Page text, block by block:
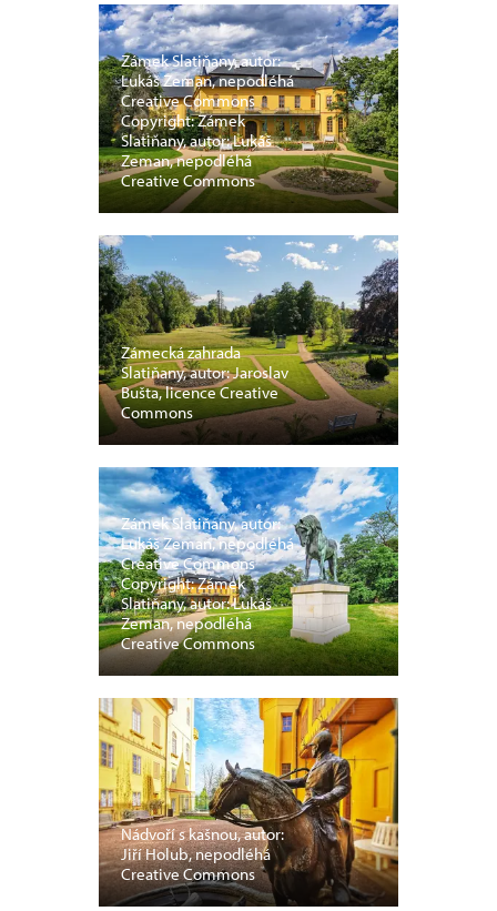
Zámek Slatiňany, autor:
Lukáš Zeman, nepodléhá
Creative Commons
Copyright: Zámek
Slatiňany, autor: Lukáš
Zeman, nepodléhá
Creative Commons
Zámecká zahrada
Slatiňany, autor: Jaroslav
Bušta, licence Creative
Commons
Zámek Slatiňany, autor:
Lukáš Zeman, nepodléhá
Creative Commons
Copyright: Zámek
Slatiňany, autor: Lukáš
Zeman, nepodléhá
Creative Commons
Nádvoří s kašnou, autor:
Jiří Holub, nepodléhá
Creative Commons